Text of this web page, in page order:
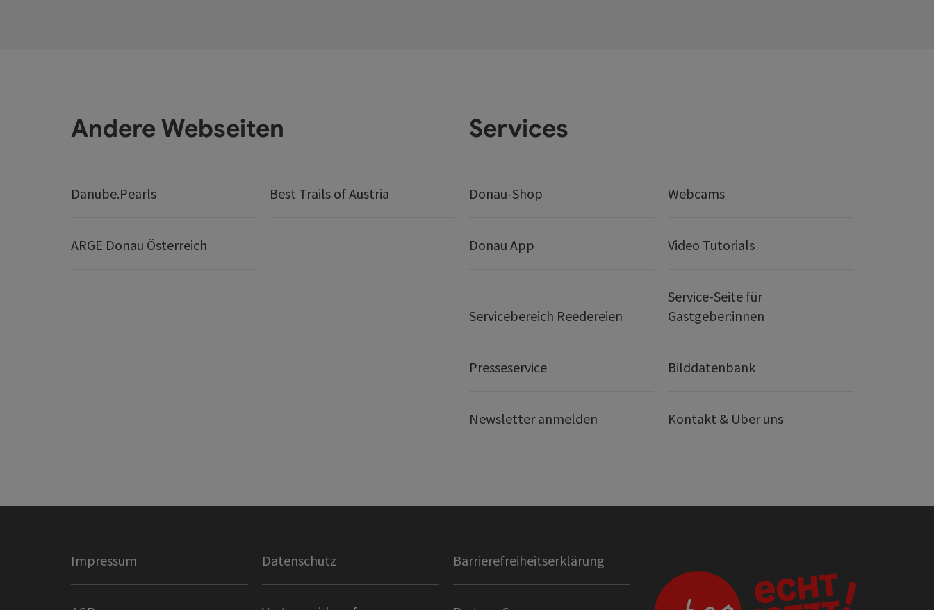
Andere Webseiten
Danube.Pearls Best Trails of Austria
ARGE Donau Österreich
Services
Donau-Shop Webcams
Donau App Video Tutorials
Servicebereich Reedereien
Service-Seite für
Gastgeber:innen
Presseservice Bilddatenbank
Newsletter anmelden Kontakt & Über uns
Impressum Datenschutz Barrierefreiheitserklärung